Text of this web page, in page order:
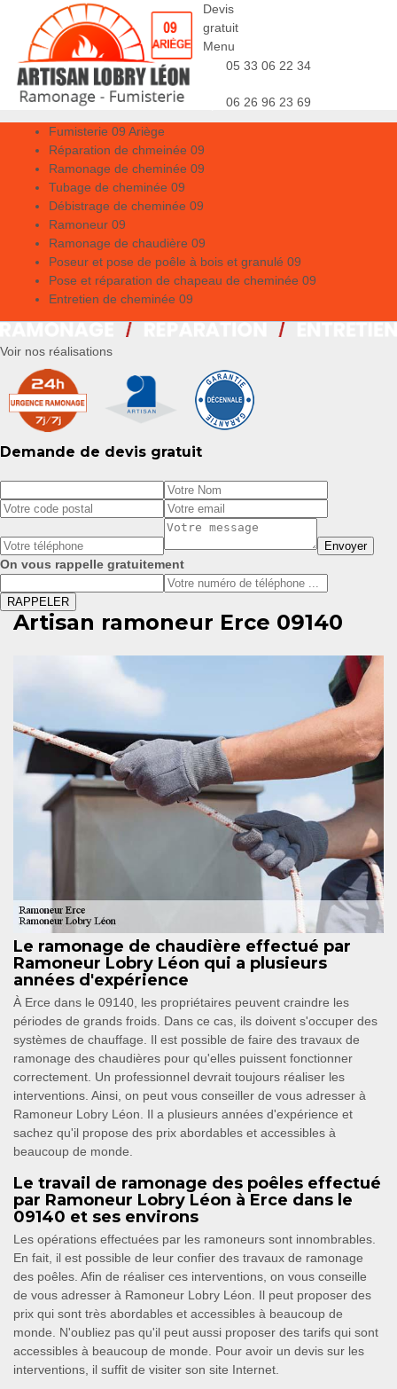
Devis
gratuit
Menu
05 33 06 22 34
06 26 96 23 69
Fumisterie 09 Ariège
Réparation de chmeinée 09
Ramonage de cheminée 09
Tubage de cheminée 09
Débistrage de cheminée 09
Ramoneur 09
Ramonage de chaudière 09
Poseur et pose de poêle à bois et granulé 09
Pose et réparation de chapeau de cheminée 09
Entretien de cheminée 09
Voir nos réalisations
Demande de devis gratuit
On vous rappelle gratuitement
Artisan ramoneur Erce 09140
Le ramonage de chaudière effectué par
Ramoneur Lobry Léon qui a plusieurs
années d'expérience
À Erce dans le 09140, les propriétaires peuvent craindre les
périodes de grands froids. Dans ce cas, ils doivent s'occuper des
systèmes de chauffage. Il est possible de faire des travaux de
ramonage des chaudières pour qu'elles puissent fonctionner
correctement. Un professionnel devrait toujours réaliser les
interventions. Ainsi, on peut vous conseiller de vous adresser à
Ramoneur Lobry Léon. Il a plusieurs années d'expérience et
sachez qu'il propose des prix abordables et accessibles à
beaucoup de monde.
Le travail de ramonage des poêles effectué
par Ramoneur Lobry Léon à Erce dans le
09140 et ses environs
Les opérations effectuées par les ramoneurs sont innombrables.
En fait, il est possible de leur confier des travaux de ramonage
des poêles. Afin de réaliser ces interventions, on vous conseille
de vous adresser à Ramoneur Lobry Léon. Il peut proposer des
prix qui sont très abordables et accessibles à beaucoup de
monde. N'oubliez pas qu'il peut aussi proposer des tarifs qui sont
accessibles à beaucoup de monde. Pour avoir un devis sur les
interventions, il suffit de visiter son site Internet.